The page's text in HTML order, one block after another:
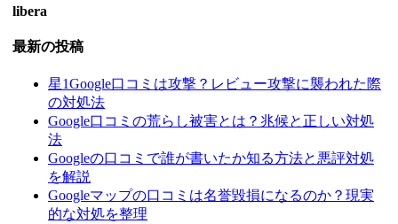
libera
最新の投稿
星1Google口コミは攻撃？レビュー攻撃に襲われた際
の対処法
Google口コミの荒らし被害とは？兆候と正しい対処
法
Googleの口コミで誰が書いたか知る方法と悪評対処
を解説
Googleマップの口コミは名誉毀損になるのか？現実
的な対処を整理